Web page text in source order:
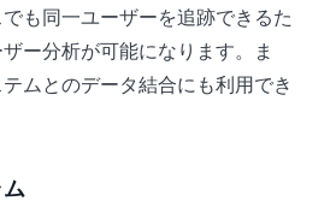
も同一ユーザーを追跡できるた
ー分析が可能になります。ま
ムとのデータ結合にも利用でき